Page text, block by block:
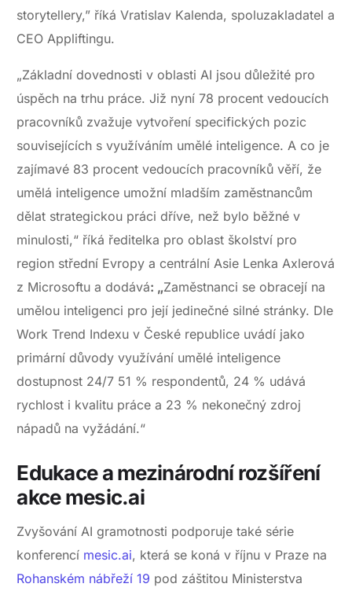
storytellery,” říká Vratislav Kalenda, spoluzakladatel a
CEO Appliftingu.
„Základní dovednosti v oblasti AI jsou důležité pro
úspěch na trhu práce. Již nyní 78 procent vedoucích
pracovníků zvažuje vytvoření specifických pozic
souvisejících s využíváním umělé inteligence. A co je
zajímavé 83 procent vedoucích pracovníků věří, že
umělá inteligence umožní mladším zaměstnancům
dělat strategickou práci dříve, než bylo běžné v
minulosti,“ říká ředitelka pro oblast školství pro
region střední Evropy a centrální Asie Lenka Axlerová
z Microsoftu a dodává: „Zaměstnanci se obracejí na
umělou inteligenci pro její jedinečné silné stránky. Dle
Work Trend Indexu v České republice uvádí jako
primární důvody využívání umělé inteligence
dostupnost 24/7 51 % respondentů, 24 % udává
rychlost i kvalitu práce a 23 % nekonečný zdroj
nápadů na vyžádání.“
Edukace a mezinárodní rozšíření
akce mesic.ai
Zvyšování AI gramotnosti podporuje také série
konferencí mesic.ai, která se koná v říjnu v Praze na
Rohanském nábřeží 19 pod záštitou Ministerstva